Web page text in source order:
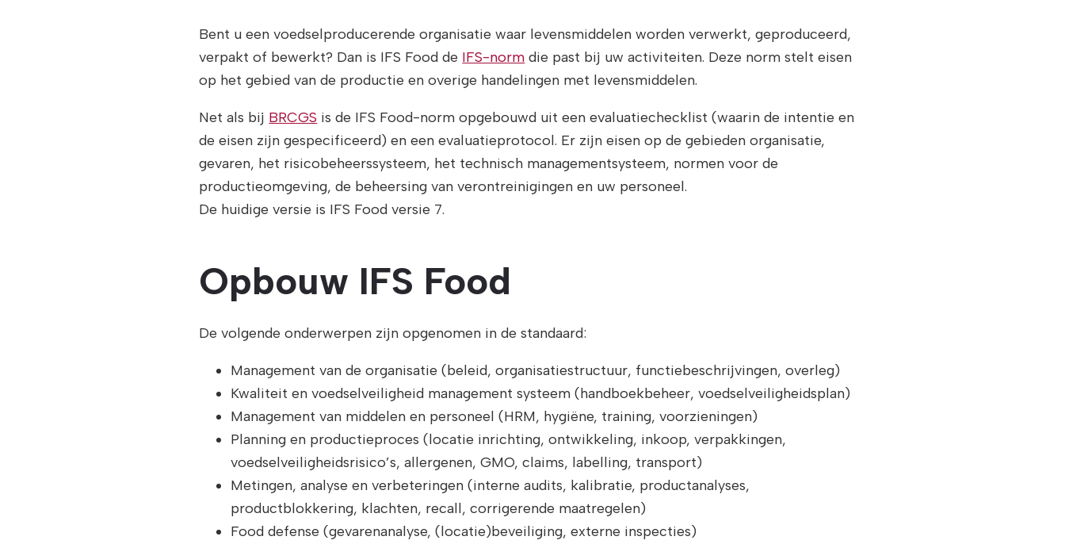
Bent u een voedselproducerende organisatie waar levensmiddelen worden verwerkt, geproduceerd,
verpakt of bewerkt? Dan is IFS Food de IFS-norm die past bij uw activiteiten. Deze norm stelt eisen
op het gebied van de productie en overige handelingen met levensmiddelen.
Net als bij BRCGS is de IFS Food-norm opgebouwd uit een evaluatiechecklist (waarin de intentie en
de eisen zijn gespecificeerd) en een evaluatieprotocol. Er zijn eisen op de gebieden organisatie,
gevaren, het risicobeheerssysteem, het technisch managementsysteem, normen voor de
productieomgeving, de beheersing van verontreinigingen en uw personeel.
De huidige versie is IFS Food versie 7.
Opbouw IFS Food
De volgende onderwerpen zijn opgenomen in de standaard:
Management van de organisatie (beleid, organisatiestructuur, functiebeschrijvingen, overleg)
Kwaliteit en voedselveiligheid management systeem (handboekbeheer, voedselveiligheidsplan)
Management van middelen en personeel (HRM, hygiëne, training, voorzieningen)
Planning en productieproces (locatie inrichting, ontwikkeling, inkoop, verpakkingen,
voedselveiligheidsrisico’s, allergenen, GMO, claims, labelling, transport)
Metingen, analyse en verbeteringen (interne audits, kalibratie, productanalyses,
productblokkering, klachten, recall, corrigerende maatregelen)
Food defense (gevarenanalyse, (locatie)beveiliging, externe inspecties)